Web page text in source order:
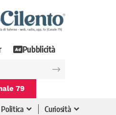
Pubblicità
79
Politica
Curiosità